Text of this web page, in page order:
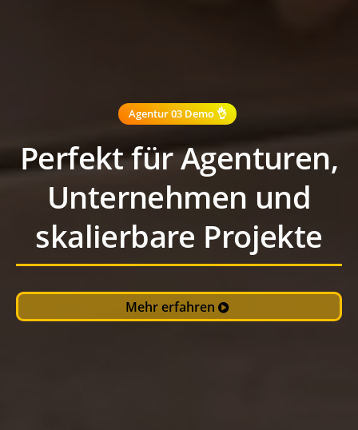
Agentur 03 Demo 👌
Perfekt für Agenturen,
Unternehmen und
skalierbare Projekte
Mehr erfahren